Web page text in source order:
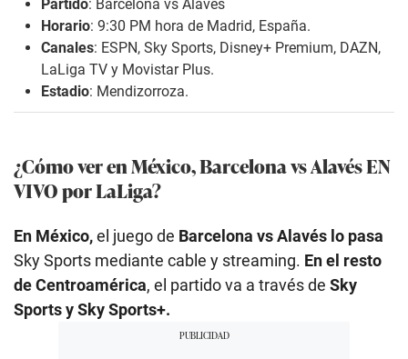
Partido: Barcelona vs Alavés
Horario: 9:30 PM hora de Madrid, España.
Canales: ESPN, Sky Sports, Disney+ Premium, DAZN,
LaLiga TV y Movistar Plus.
Estadio: Mendizorroza.
¿Cómo ver en México, Barcelona vs Alavés EN
VIVO por LaLiga?
En México,el juego de Barcelona vs Alavés lo pasa
Sky Sports mediante cable y streaming. En el resto
de Centroamérica, el partido va a través de Sky
Sports y Sky Sports+.